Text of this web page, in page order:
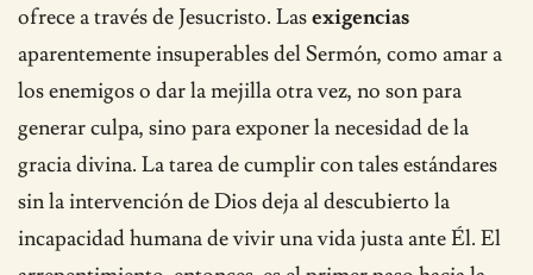
ofrece a través de Jesucristo. Lasexigencias
aparentemente insuperables del Sermón, como amar a
los enemigos o dar la mejilla otra vez, no son para
generar culpa, sino para exponer la necesidad de la
gracia divina. La tarea de cumplir con tales estándares
sin la intervención de Dios deja al descubierto la
incapacidad humana de vivir una vida justa ante Él. El